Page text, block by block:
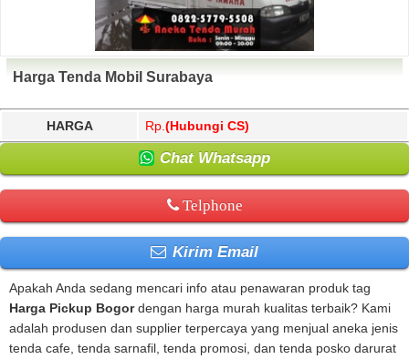
Harga Tenda Mobil Surabaya
HARGA Rp. (Hubungi CS)
Chat Whatsapp
Telphone
Kirim Email
Apakah Anda sedang mencari info atau penawaran produk tag
Harga Pickup Bogordengan harga murah kualitas terbaik? Kami
adalah produsen dan supplier terpercaya yang menjual aneka jenis
tenda cafe, tenda sarnafil, tenda promosi, dan tenda posko darurat